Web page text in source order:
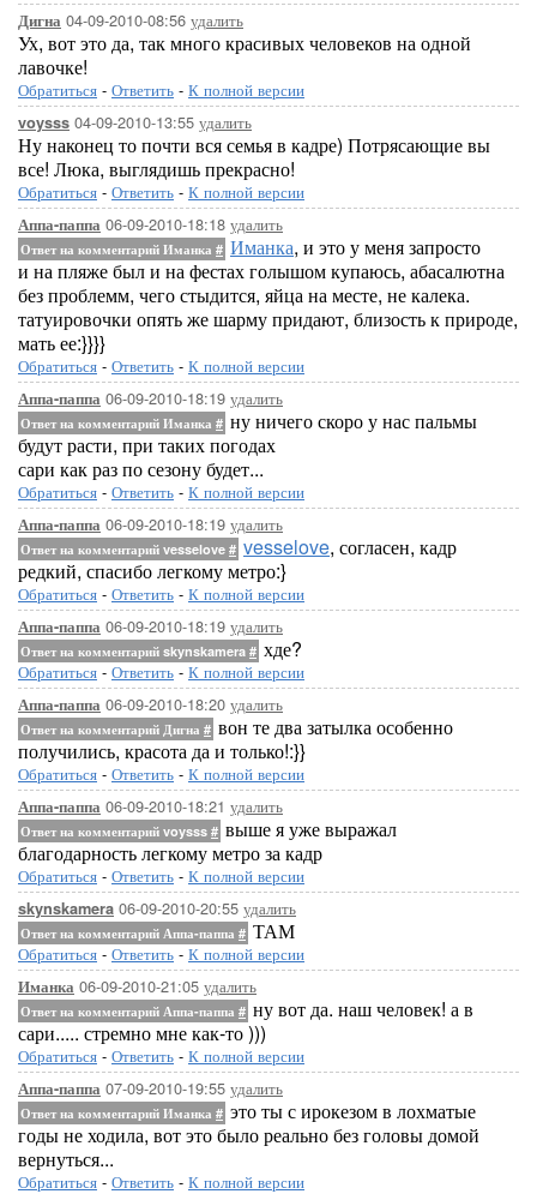
Дигна 04-09-2010-08:56 удалить
Ух, вот это да, так много красивых человеков на одной
лавочке!
Обратиться - Ответить - К полной версии
voysss 04-09-2010-13:55 удалить
Ну наконец то почти вся семья в кадре) Потрясающие вы
все! Люка, выглядишь прекрасно!
Обратиться - Ответить - К полной версии
Аппа-паппа 06-09-2010-18:18 удалить
Ответ на комментарий Иманка # Иманка, и это у меня запросто
и на пляже был и на фестах голышом купаюсь, абасалютна
без проблемм, чего стыдится, яйца на месте, не калека.
татуировочки опять же шарму придают, близость к природе,
мать ее:}}}}
Обратиться - Ответить - К полной версии
Аппа-паппа 06-09-2010-18:19 удалить
Ответ на комментарий Иманка # ну ничего скоро у нас пальмы
будут расти, при таких погодах
сари как раз по сезону будет...
Обратиться - Ответить - К полной версии
Аппа-паппа 06-09-2010-18:19 удалить
Ответ на комментарий vesselove # vesselove, согласен, кадр
редкий, спасибо легкому метро:}
Обратиться - Ответить - К полной версии
Аппа-паппа 06-09-2010-18:19 удалить
Ответ на комментарий skynskamera # хде?
Обратиться - Ответить - К полной версии
Аппа-паппа 06-09-2010-18:20 удалить
Ответ на комментарий Дигна # вон те два затылка особенно
получились, красота да и только!:}}
Обратиться - Ответить - К полной версии
Аппа-паппа 06-09-2010-18:21 удалить
Ответ на комментарий voysss # выше я уже выражал
благодарность легкому метро за кадр
Обратиться - Ответить - К полной версии
skynskamera 06-09-2010-20:55 удалить
Ответ на комментарий Аппа-паппа # ТАМ
Обратиться - Ответить - К полной версии
Иманка 06-09-2010-21:05 удалить
Ответ на комментарий Аппа-паппа # ну вот да. наш человек! а в
сари..... стремно мне как-то )))
Обратиться - Ответить - К полной версии
Аппа-паппа 07-09-2010-19:55 удалить
Ответ на комментарий Иманка # это ты с ирокезом в лохматые
годы не ходила, вот это было реально без головы домой
вернуться...
Обратиться - Ответить - К полной версии